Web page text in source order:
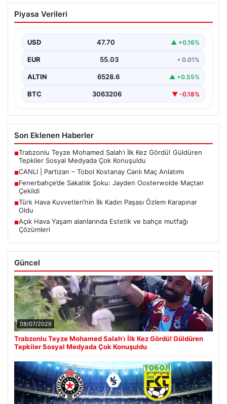
CANLI | Partizan – Tobol Kostanay Canlı
Maç Anlatımı
Piyasa Verileri
USD 47.70 ▲ +0.16%
EUR 55.03 • 0.01%
ALTIN 6528.6 ▲ +0.55%
BTC 3063206 ▼ -0.18%
Son Eklenen Haberler
■Trabzonlu Teyze Mohamed Salah’ı İlk Kez Gördü! Güldüren
Tepkiler Sosyal Medyada Çok Konuşuldu
■CANLI | Partizan – Tobol Kostanay Canlı Maç Anlatımı
■Fenerbahçe’de Sakatlık Şoku: Jayden Oosterwolde Maçtan
Çekildi
■Türk Hava Kuvvetleri’nin İlk Kadın Paşası Özlem Karapınar
Oldu
■Açık Hava Yaşam alanlarında Estetik ve bahçe mutfağı
Çözümleri
Güncel
08/07/2026
Trabzonlu Teyze Mohamed Salah’ı İlk Kez Gördü! Güldüren
Tepkiler Sosyal Medyada Çok Konuşuldu